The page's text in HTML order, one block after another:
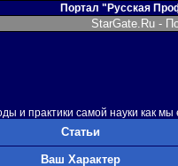
Портал "Русская
StarGate.Ru -
и практики самой науки как
Статьи
Ваш Характер